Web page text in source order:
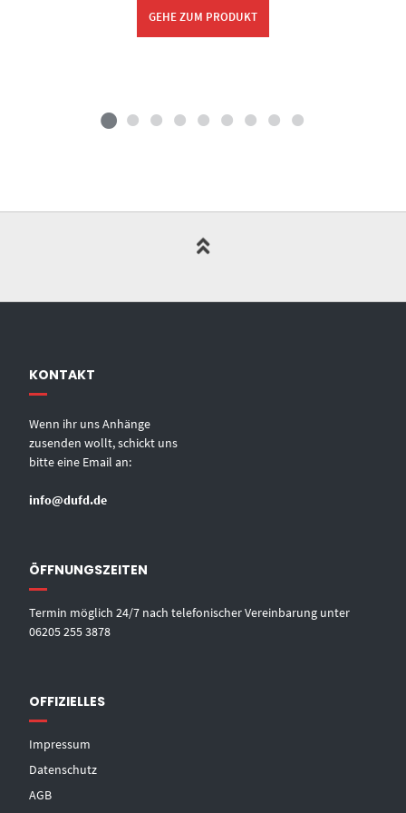
GEHE ZUM PRODUKT
KONTAKT
Wenn ihr uns Anhänge
zusenden wollt, schickt uns
bitte eine Email an:
info@dufd.de
ÖFFNUNGSZEITEN
Termin möglich 24/7 nach telefonischer Vereinbarung unter
06205 255 3878
OFFIZIELLES
Impressum
Datenschutz
AGB